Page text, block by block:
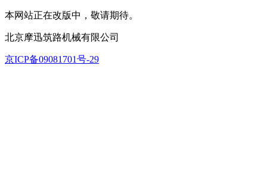
本网站正在改版中，敬请期待。
北京摩迅筑路机械有限公司
京ICP备09081701号-29